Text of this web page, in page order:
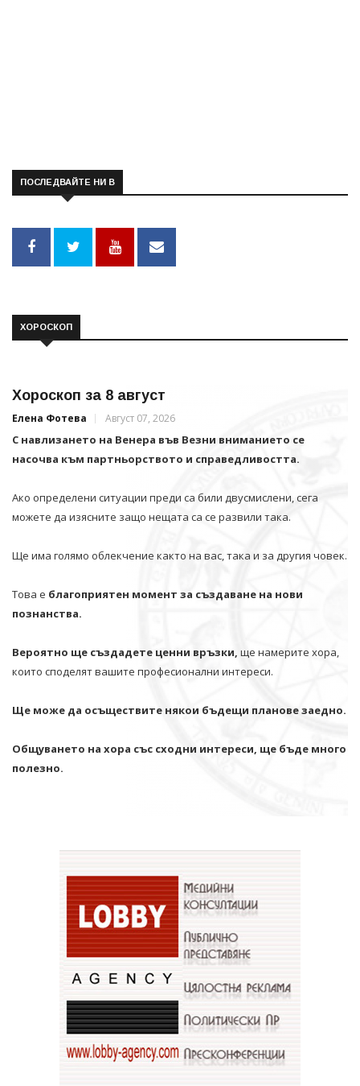
ПОСЛЕДВАЙТЕ НИ В
ХОРОСКОП
Хороскоп за 8 август
Елена Фотева Август 07, 2026
С навлизането на Венера във Везни вниманието се
насочва към партньорството и справедливостта.
Ако определени ситуации преди са били двусмислени, сега
можете да изясните защо нещата са се развили така.
Ще има голямо облекчение както на вас, така и за другия човек.
Това е благоприятен момент за създаване на нови
познанства.
Вероятно ще създадете ценни връзки, ще намерите хора,
които споделят вашите професионални интереси.
Ще може да осъществите някои бъдещи планове заедно.
Общуването на хора със сходни интереси, ще бъде много
полезно.